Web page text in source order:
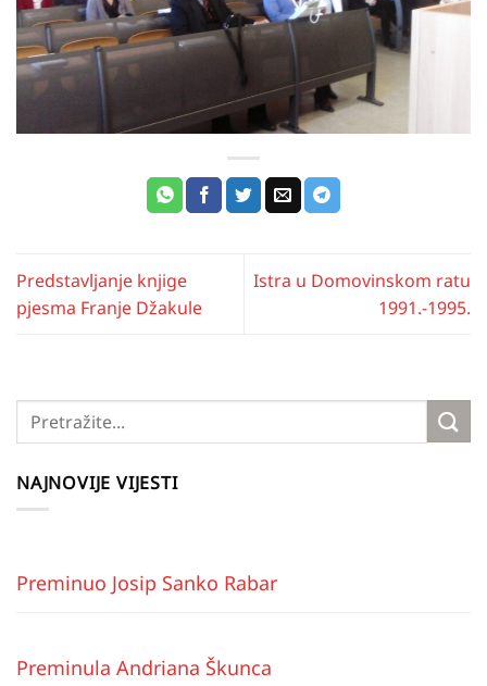
Predstavljanje knjige
pjesma Franje Džakule
Istra u Domovinskom ratu
1991.-1995.
NAJNOVIJE VIJESTI
Preminuo Josip Sanko Rabar
Preminula Andriana Škunca